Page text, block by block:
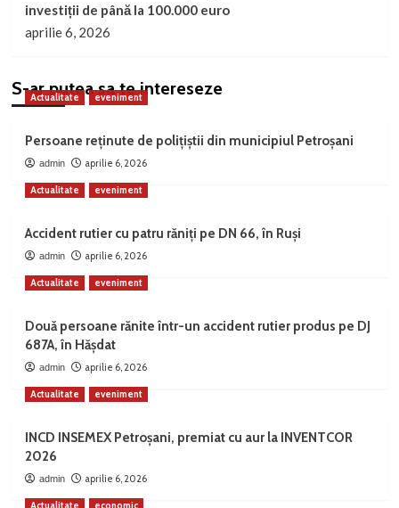
investiții de până la 100.000 euro
aprilie 6, 2026
S-ar putea sa te intereseze
Actualitate eveniment
Persoane reținute de polițiștii din municipiul Petroșani
admin aprilie 6, 2026
Actualitate eveniment
Accident rutier cu patru răniți pe DN 66, în Ruși
admin aprilie 6, 2026
Actualitate eveniment
Două persoane rănite într-un accident rutier produs pe DJ
687A, în Hășdat
admin aprilie 6, 2026
Actualitate eveniment
INCD INSEMEX Petroșani, premiat cu aur la INVENTCOR
2026
admin aprilie 6, 2026
Actualitate economic